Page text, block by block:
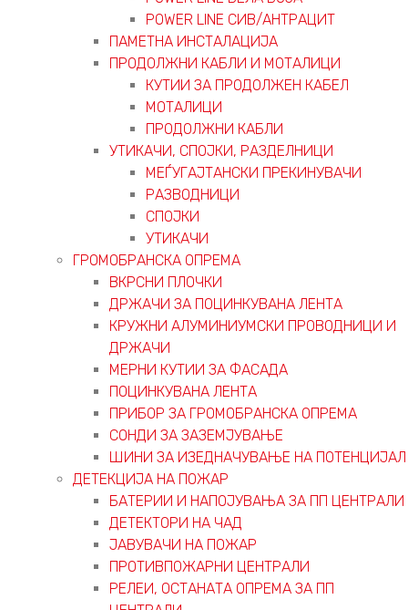
POWER LINE СИВ/АНТРАЦИТ
ПАМЕТНА ИНСТАЛАЦИЈА
ПРОДОЛЖНИ КАБЛИ И МОТАЛИЦИ
КУТИИ ЗА ПРОДОЛЖЕН КАБЕЛ
МОТАЛИЦИ
ПРОДОЛЖНИ КАБЛИ
УТИКАЧИ, СПОЈКИ, РАЗДЕЛНИЦИ
МЕЃУГАЈТАНСКИ ПРЕКИНУВАЧИ
РАЗВОДНИЦИ
СПОЈКИ
УТИКАЧИ
ГРОМОБРАНСКА ОПРЕМА
ВКРСНИ ПЛОЧКИ
ДРЖАЧИ ЗА ПОЦИНКУВАНА ЛЕНТА
КРУЖНИ АЛУМИНИУМСКИ ПРОВОДНИЦИ И
ДРЖАЧИ
МЕРНИ КУТИИ ЗА ФАСАДА
ПОЦИНКУВАНА ЛЕНТА
ПРИБОР ЗА ГРОМОБРАНСКА ОПРЕМА
СОНДИ ЗА ЗАЗЕМЈУВАЊЕ
ШИНИ ЗА ИЗЕДНАЧУВАЊЕ НА ПОТЕНЦИЈАЛ
ДЕТЕКЦИЈА НА ПОЖАР
БАТЕРИИ И НАПОЈУВАЊА ЗА ПП ЦЕНТРАЛИ
ДЕТЕКТОРИ НА ЧАД
ЈАВУВАЧИ НА ПОЖАР
ПРОТИВПОЖАРНИ ЦЕНТРАЛИ
РЕЛЕИ, ОСТАНАТА ОПРЕМА ЗА ПП